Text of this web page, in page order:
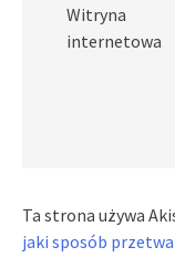
Witryna
internetowa
Ta strona używa
jaki sposób